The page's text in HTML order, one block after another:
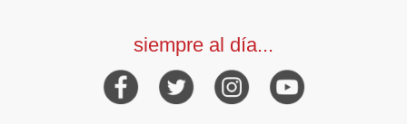
siempre al día...